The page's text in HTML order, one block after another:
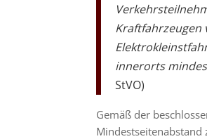
Kraftfahrzeugen
innerorts
StVO)
Gemäß der
Mindestseitenabstand